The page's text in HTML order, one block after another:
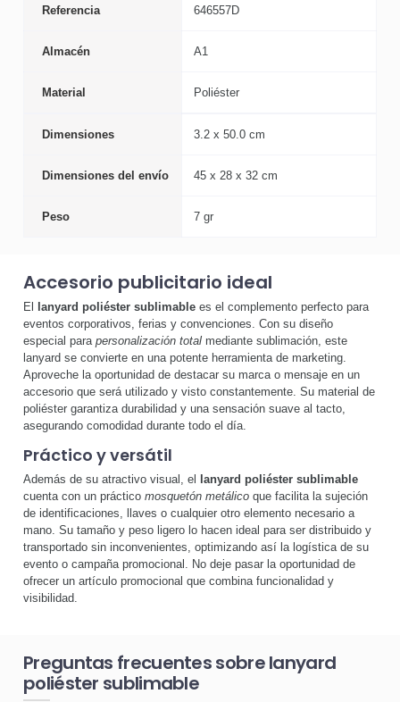
Referencia 646557D
Almacén A1
Material Poliéster
Dimensiones 3.2 x 50.0 cm
Dimensiones del envío 45 x 28 x 32 cm
Peso 7 gr
Accesorio publicitario ideal
El lanyard poliéster sublimable es el complemento perfecto para
eventos corporativos, ferias y convenciones. Con su diseño
especial para personalización total mediante sublimación, este
lanyard se convierte en una potente herramienta de marketing.
Aproveche la oportunidad de destacar su marca o mensaje en un
accesorio que será utilizado y visto constantemente. Su material de
poliéster garantiza durabilidad y una sensación suave al tacto,
asegurando comodidad durante todo el día.
Práctico y versátil
Además de su atractivo visual, el lanyard poliéster sublimable
cuenta con un práctico mosquetón metálico que facilita la sujeción
de identificaciones, llaves o cualquier otro elemento necesario a
mano. Su tamaño y peso ligero lo hacen ideal para ser distribuido y
transportado sin inconvenientes, optimizando así la logística de su
evento o campaña promocional. No deje pasar la oportunidad de
ofrecer un artículo promocional que combina funcionalidad y
visibilidad.
Preguntas frecuentes sobre lanyard
poliéster sublimable